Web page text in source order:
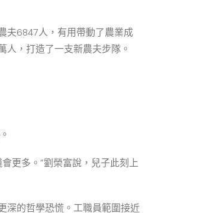
夫6847人，有用帶動了農業成
，打造了一支新農夫步隊。
更多。”劉榮富說，兒子此刻上
深的哲學恐慌。工職員範圍接近